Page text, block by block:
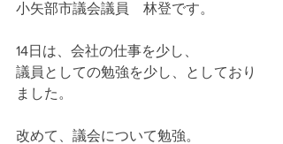
小矢部市議会議員　林登です。
14日は、会社の仕事を少し、
議員としての勉強を少し、としており
ました。
改めて、議会について勉強。